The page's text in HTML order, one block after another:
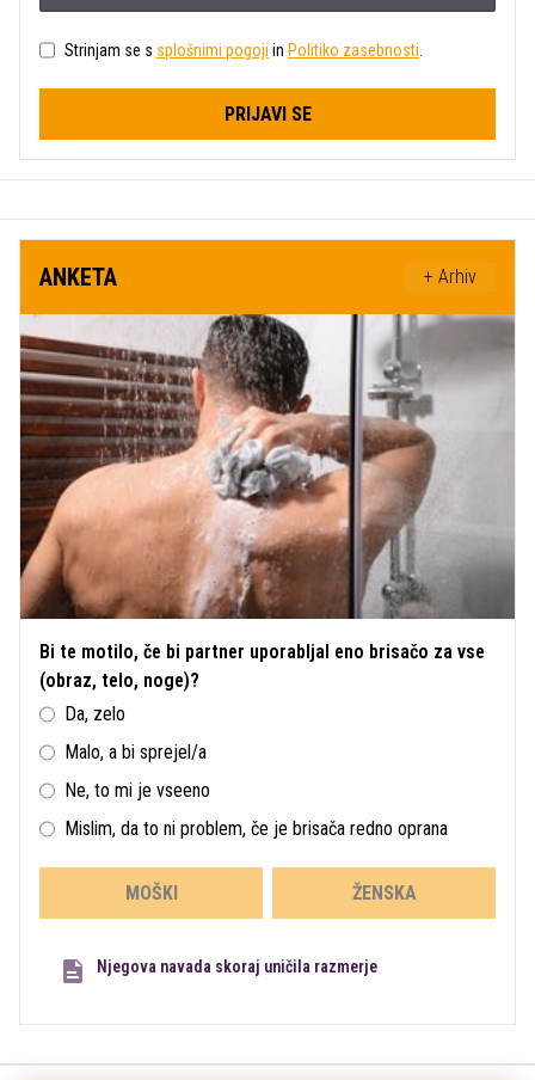
Strinjam se s splošnimi pogoji in Politiko zasebnosti
PRIJAVI SE
ANKETA + Arhiv
Bi te motilo, če bi partner uporabljal eno brisačo za vse
(obraz, telo, noge)?
Da, zelo
Malo, a bi sprejel/a
Ne, to mi je vseeno
Mislim, da to ni problem, če je brisača redno oprana
MOŠKI ŽENSKA
Njegova navada skoraj uničila razmerje